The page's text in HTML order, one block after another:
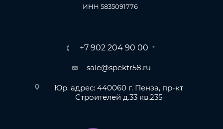
ИНН 5835091776
+7 902 204 90 00
sale@spektr58.ru
Юр. адрес: 440060 г. Пенза, пр-кт
Строителей д.33 кв.235